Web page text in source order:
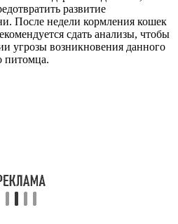
развитие
После недели кормления кошек
сдать анализы, чтобы
угрозы возникновения данного
питомца.